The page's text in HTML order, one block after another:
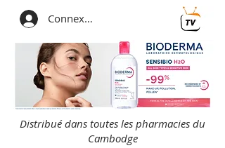
Connexion
Distribué dans toutes les pharmacies du
Cambodge